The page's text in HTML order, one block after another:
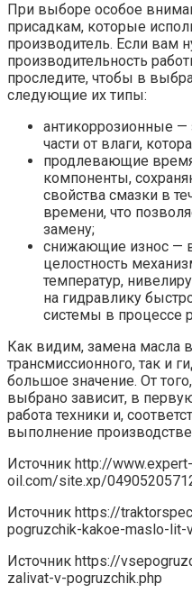
При выборе особое
присадкам, которые
производитель. Если вам
производительность
проследите, чтобы в
следующие их типы:
антикоррозионные
части от влаги,
продлевающие
компоненты,
свойства смазки в
времени, что
замену;
снижающие износ —
целостность
температур,
на гидравлику
системы в процессе
Как видим, замена масла
трансмиссионного, так и
большое значение. От
выбрано зависит, в
работа техники и,
выполнение
Источник http://www.expert-
oil.com/site.xp/
Источник https://
pogruzchik-kakoe-maslo-lit-
Источник https://
zalivat-v-pogruzchik.php